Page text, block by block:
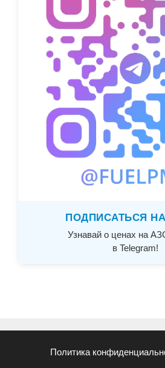
ПОДПИСАТЬСЯ
Узнавай о ценах на
в Telegram!
Политика